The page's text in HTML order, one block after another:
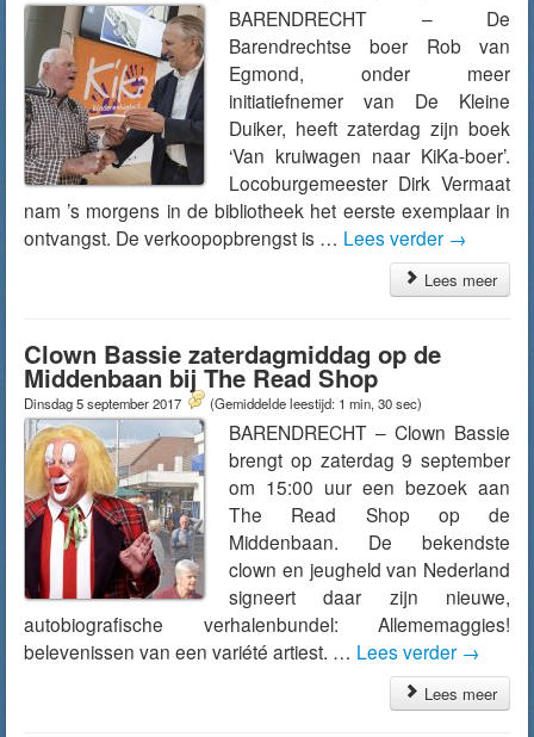
BARENDRECHT – De
Barendrechtse boer Rob van
Egmond, onder meer
initiatiefnemer van De Kleine
Duiker, heeft zaterdag zijn boek
‘Van kruiwagen naar KiKa-boer’.
Locoburgemeester Dirk Vermaat
nam ’s morgens in de bibliotheek het eerste exemplaar in
ontvangst. De verkoopopbrengst is … Lees verder →
Lees meer
Clown Bassie zaterdagmiddag op de
Middenbaan bij The Read Shop
Dinsdag 5 september 2017 (Gemiddelde leestijd: 1 min, 30 sec)
BARENDRECHT – Clown Bassie
brengt op zaterdag 9 september
om 15:00 uur een bezoek aan
The Read Shop op de
Middenbaan. De bekendste
clown en jeugheld van Nederland
signeert daar zijn nieuwe,
autobiografische verhalenbundel: Allememaggies!
belevenissen van een variété artiest. … Lees verder →
Lees meer